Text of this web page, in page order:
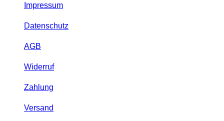
Impressum
Datenschutz
AGB
Widerruf
Zahlung
Versand